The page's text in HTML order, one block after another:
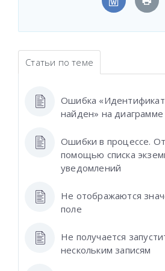
Статьи по теме
Ошибка
найден» на диаграмме
Ошибки в процессе.
помощью списка
уведомлений
Не отображаются
поле
Не получается
нескольким записям